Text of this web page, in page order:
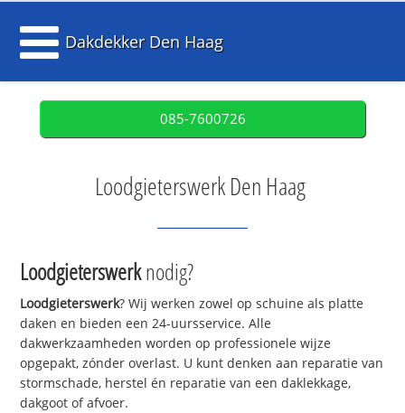
Dakdekker Den Haag
085-7600726
Loodgieterswerk Den Haag
Loodgieterswerknodig?
Loodgieterswerk? Wij werken zowel op schuine als platte
daken en bieden een 24-uursservice. Alle
dakwerkzaamheden worden op professionele wijze
opgepakt, zónder overlast. U kunt denken aan reparatie van
stormschade, herstel én reparatie van een daklekkage,
dakgoot of afvoer.